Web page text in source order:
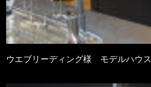
ウエブリーディング様 モデルハウス